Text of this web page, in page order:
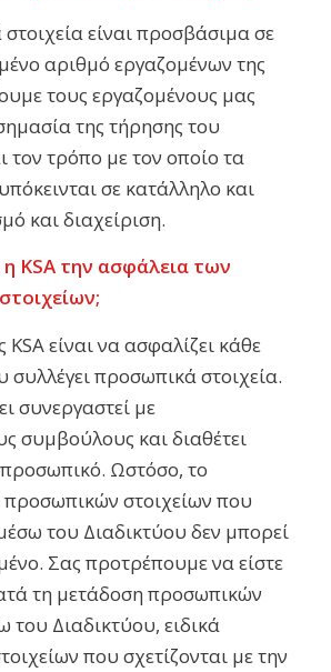
είναι προσβάσιμα σε
αριθμό εργαζομένων της
τους εργαζομένους μας
της τήρησης του
τον τρόπο με τον οποίο τα
σε κατάλληλο και
και διαχείριση.
KSA την ασφάλεια των
είναι να ασφαλίζει κάθε
συλλέγει προσωπικά στοιχεία.
συνεργαστεί με
συμβούλους και διαθέτει
Ωστόσο, το
στοιχείων που
του Διαδικτύου δεν μπορεί
Σας προτρέπουμε να είστε
τη μετάδοση προσωπικών
του Διαδικτύου, ειδικά
που σχετίζονται με την